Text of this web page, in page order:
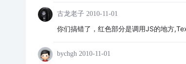
古龙老子 2010-11-01
你们搞错了，红色部分是调用JS的地方
bychgh 2010-11-01